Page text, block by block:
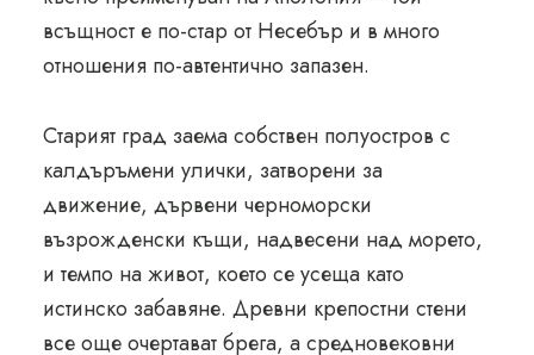
всъщност е по-стар от Несебър и в много
отношения по-автентично запазен.
Старият град заема собствен полуостров с
калдъръмени улички, затворени за
движение, дървени черноморски
възрожденски къщи, надвесени над морето,
и темпо на живот, което се усеща като
истинско забавяне. Древни крепостни стени
все още очертават брега, а средновековни